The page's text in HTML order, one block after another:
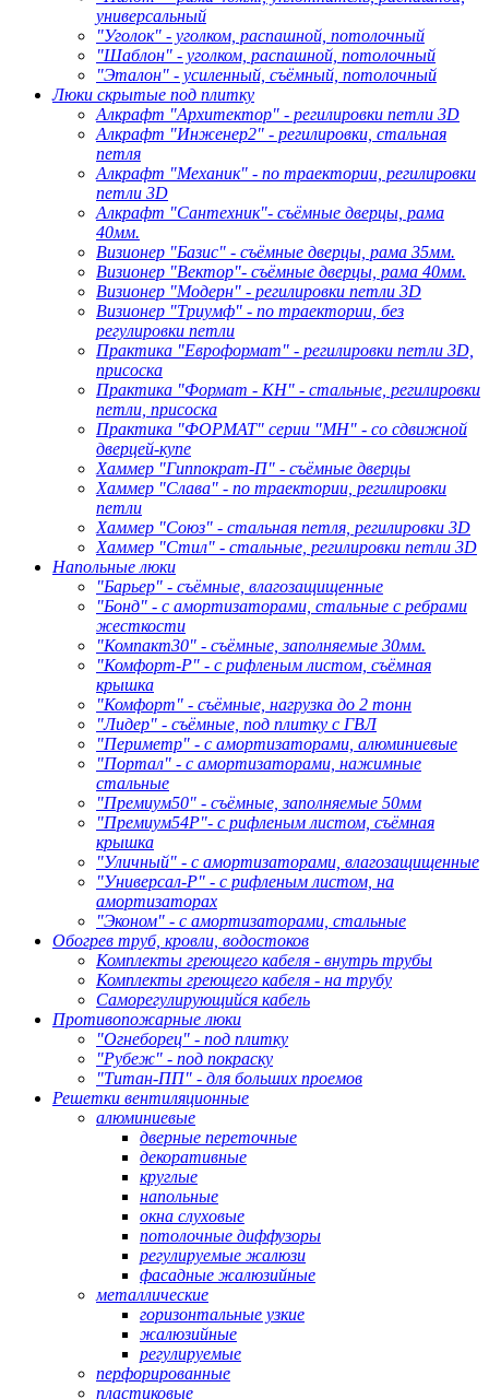
универсальный
"Уголок" - уголком, распашной, потолочный
"Шаблон" - уголком, распашной, потолочный
"Эталон" - усиленный, съёмный, потолочный
Люки скрытые под плитку
Алкрафт "Архитектор" - регилировки петли 3D
Алкрафт "Инженер2" - регилировки, стальная
петля
Алкрафт "Механик" - по траектории, регилировки
петли 3D
Алкрафт "Сантехник"- съёмные дверцы, рама
40мм.
Визионер "Базис" - съёмные дверцы, рама 35мм.
Визионер "Вектор"- съёмные дверцы, рама 40мм.
Визионер "Модерн" - регилировки петли 3D
Визионер "Триумф" - по траектории, без
регулировки петли
Практика "Евроформат" - регилировки петли 3D,
присоска
Практика "Формат - КН" - стальные, регилировки
петли, присоска
Практика "ФОРМАТ" серии "МН" - со сдвижной
дверцей-купе
Хаммер "Гиппократ-П" - съёмные дверцы
Хаммер "Слава" - по траектории, регилировки
петли
Хаммер "Союз" - стальная петля, регилировки 3D
Хаммер "Стил" - стальные, регилировки петли 3D
Напольные люки
"Барьер" - съёмные, влагозащищенные
"Бонд" - с амортизаторами, стальные с ребрами
жесткости
"Компакт30" - съёмные, заполняемые 30мм.
"Комфорт-Р" - с рифленым листом, съёмная
крышка
"Комфорт" - съёмные, нагрузка до 2 тонн
"Лидер" - съёмные, под плитку с ГВЛ
"Периметр" - с амортизаторами, алюминиевые
"Портал" - с амортизаторами, нажимные
стальные
"Премиум50" - съёмные, заполняемые 50мм
"Премиум54Р"- с рифленым листом, съёмная
крышка
"Уличный" - с амортизаторами, влагозащищенные
"Универсал-Р" - с рифленым листом, на
амортизаторах
"Эконом" - с амортизаторами, стальные
Обогрев труб, кровли, водостоков
Комплекты греющего кабеля - внутрь трубы
Комплекты греющего кабеля - на трубу
Саморегулирующийся кабель
Противопожарные люки
"Огнеборец" - под плитку
"Рубеж" - под покраску
"Титан-ПП" - для больших проемов
Решетки вентиляционные
алюминиевые
дверные переточные
декоративные
круглые
напольные
окна слуховые
потолочные диффузоры
регулируемые жалюзи
фасадные жалюзийные
металлические
горизонтальные узкие
жалюзийные
регулируемые
перфорированные
пластиковые